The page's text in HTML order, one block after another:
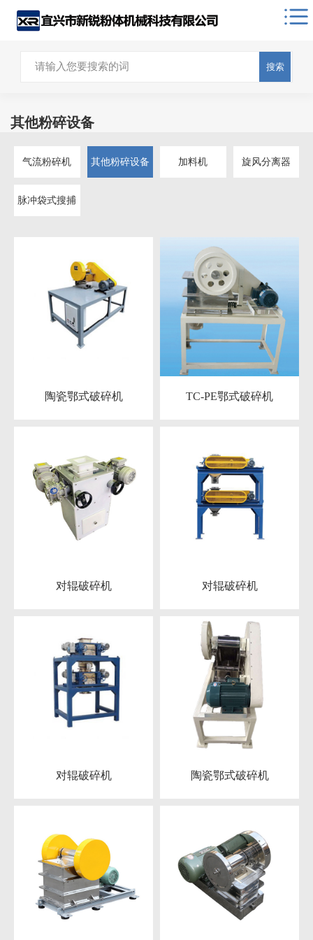
搜索
其他粉碎设备
气流粉碎机 其他粉碎设备 加料机 旋风分离器
脉冲袋式搜捕
陶瓷鄂式破碎机 TC-PE鄂式破碎机
对辊破碎机 对辊破碎机
对辊破碎机 陶瓷鄂式破碎机